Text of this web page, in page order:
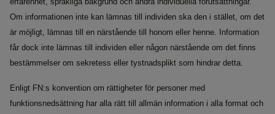
erfarenhet, språkliga bakgrund och andra individuella förutsättningar.
Om informationen inte kan lämnas till individen ska den i stället, om det
är möjligt, lämnas till en närstående till honom eller henne. Information
får dock inte lämnas till individen eller någon närstående om det finns
bestämmelser om sekretess eller tystnadsplikt som hindrar detta.
Enligt FN:s konvention om rättigheter för personer med
funktionsnedsättning har alla rätt till allmän information i alla format och